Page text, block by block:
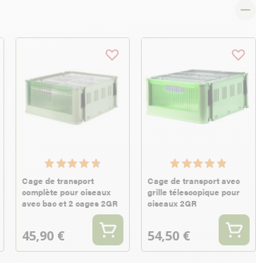
Cage de transport
complète pour oiseaux
avec bac et 2 cages 2GR
45,90 €
Cage de transport avec
grille télescopique pour
oiseaux 2GR
54,50 €